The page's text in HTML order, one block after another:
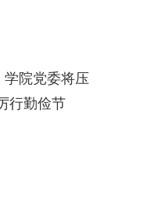
学院党委将压
行勤俭节